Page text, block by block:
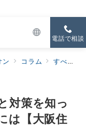
電話で相談
ン コラム すべての新着
対策を知っ
は【大阪住